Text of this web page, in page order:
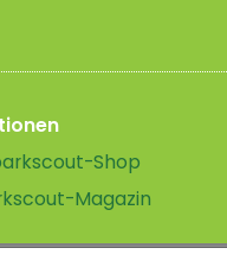
Shop
Magazin